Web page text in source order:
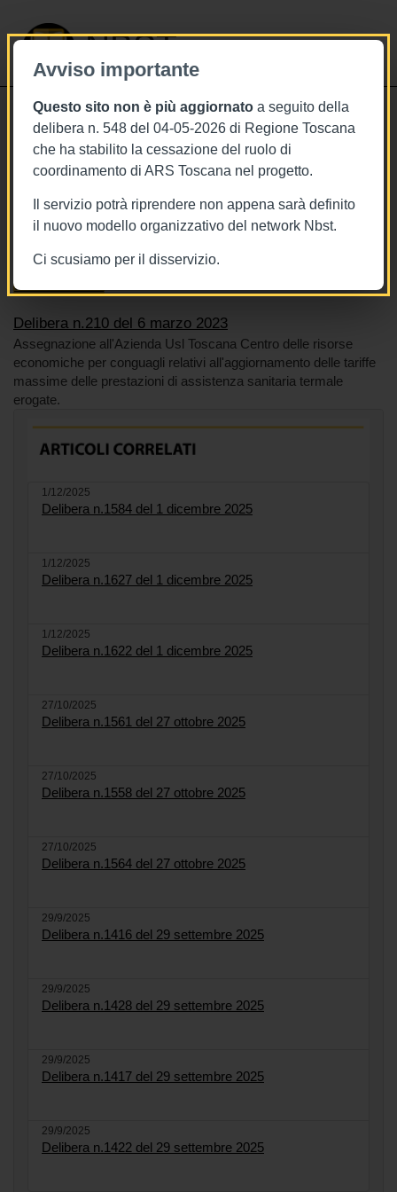
Avviso importante
Questo sito non è più aggiornato a seguito della
delibera n. 548 del 04-05-2026 di Regione Toscana
che ha stabilito la cessazione del ruolo di
coordinamento di ARS Toscana nel progetto.
Il servizio potrà riprendere non appena sarà definito
il nuovo modello organizzativo del network Nbst.
Ci scusiamo per il disservizio.
NBST
Delibera n.210 del 6 marzo 2023
Tags Toscana
BURT Bollettino della regione toscana
Sistema sanitario
Delibera n.210 del 6 marzo 2023
Assegnazione all'Azienda Usl Toscana Centro delle risorse
economiche per conguagli relativi all'aggiornamento delle tariffe
massime delle prestazioni di assistenza sanitaria termale
erogate.
1/12/2025
Delibera n.1584 del 1 dicembre 2025
1/12/2025
Delibera n.1627 del 1 dicembre 2025
1/12/2025
Delibera n.1622 del 1 dicembre 2025
27/10/2025
Delibera n.1561 del 27 ottobre 2025
27/10/2025
Delibera n.1558 del 27 ottobre 2025
27/10/2025
Delibera n.1564 del 27 ottobre 2025
29/9/2025
Delibera n.1416 del 29 settembre 2025
29/9/2025
Delibera n.1428 del 29 settembre 2025
29/9/2025
Delibera n.1417 del 29 settembre 2025
29/9/2025
Delibera n.1422 del 29 settembre 2025